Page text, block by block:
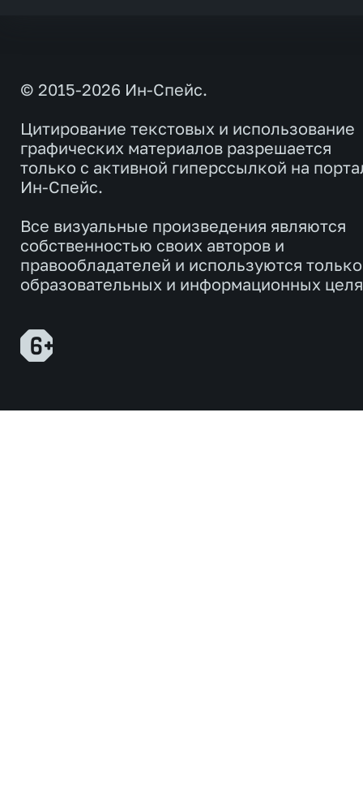
© 2015-2026 Ин-Спейс.
Цитирование текстовых и использование
графических материалов разрешается
только с активной гиперссылкой на
Ин-Спейс.
Все визуальные произведения являются
собственностью своих авторов и
правообладателей и используются
образовательных и информационных